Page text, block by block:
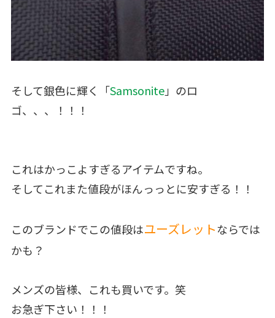
そして銀色に輝く「Samsonite」のロ
ゴ、、、！！！
これはかっこよすぎるアイテムですね。
そしてこれまた値段がほんっっとに安すぎる！！
このブランドでこの値段はユーズレットならでは
かも？
メンズの皆様、これも買いです。笑
お急ぎ下さい！！！